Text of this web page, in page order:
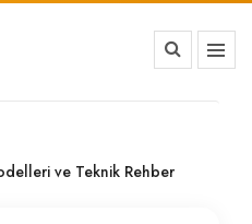
ve Teknik Rehber